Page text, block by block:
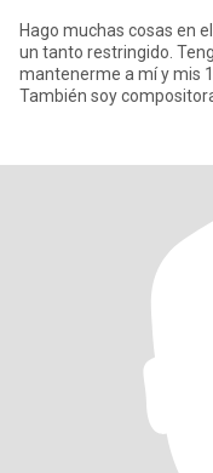
Hago muchas cosas en
un tanto restringido.
mantenerme a mí y mis
También soy